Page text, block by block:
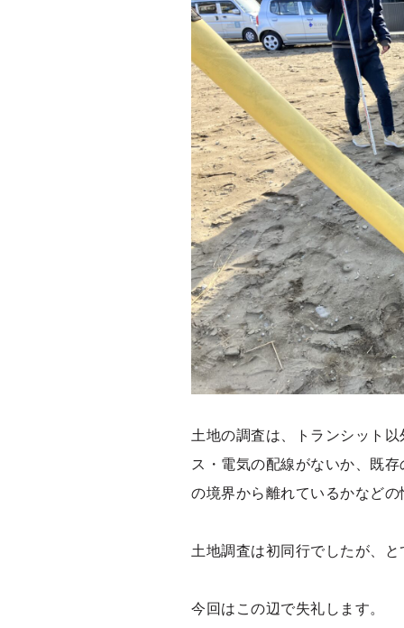
土地の調査は、トランシット
ス・電気の配線がないか、既
の境界から離れているかなど
土地調査は初同行でしたが、
今回はこの辺で失礼します。